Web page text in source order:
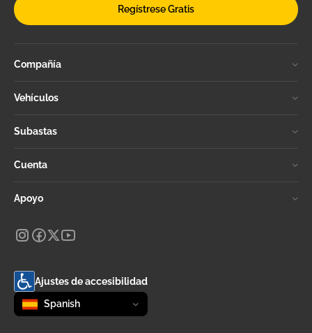
Regístrese Gratis
Compañía
Vehículos
Subastas
Cuenta
Apoyo
Ajustes de accesibilidad
Change language
selected
Spanish